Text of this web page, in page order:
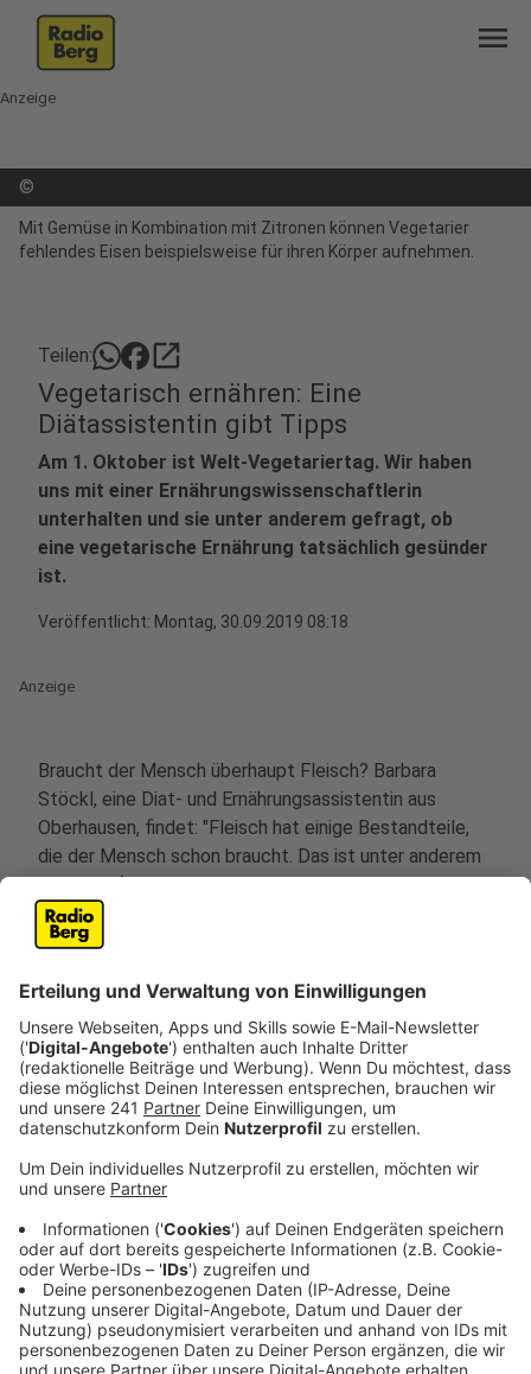
menu
Anzeige
©
Mit Gemüse in Kombination mit Zitronen können Vegetarier
fehlendes Eisen beispielsweise für ihren Körper aufnehmen.
Teilen: open_in_new
Vegetarisch ernähren: Eine
Diätassistentin gibt Tipps
Am 1. Oktober ist Welt-Vegetariertag. Wir haben
uns mit einer Ernährungswissenschaftlerin
unterhalten und sie unter anderem gefragt, ob
eine vegetarische Ernährung tatsächlich gesünder
ist.
Veröffentlicht: Montag, 30.09.2019 08:18
Anzeige
Braucht der Mensch überhaupt Fleisch? Barbara
Stöckl, eine Diat- und Ernährungsassistentin aus
Oberhausen, findet: "Fleisch hat einige Bestandteile,
die der Mensch schon braucht. Das ist unter anderem
Eisen." Auf der anderen Seite aber müsste man sich die
Frage stellen, ob Fleisch gut für den Herz-Kreislauf ist.
In ihrem Job beschäftigt sich Stöckl deshalb viel mit
Anzeige
Für sie komme es aufgrund von Massentierhaltung und
diversen ökologischen Gründen nicht mehr in den Sinn,
"Fleisch in den großen Mengen zu verzehren, wie es
vielerorts der Fall ist." Sich vegetarisch zu ernähren ist
für die Expertin definitiv eine Alternative. Vor allem aus
einem Grund: "Es wurde festgestellt, dass Vegetarier
allgemein einen gesünderen Lebensstil haben. Sie
rauchen weniger, bewegen sich viel mehr und sind
einfach aktiver."